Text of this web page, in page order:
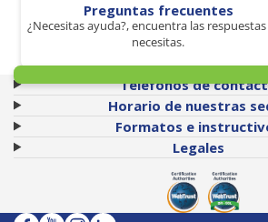
Preguntas frecuentes
¿Necesitas ayuda?, encuentra las
necesitas.
Teléfonos de
Horario de nuestras
Formatos e
Legales